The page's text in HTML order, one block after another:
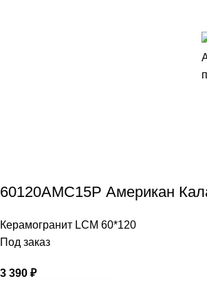
60120AMC15P Американ
Керамогранит LCM 60*120
Под заказ
3 390 ₽